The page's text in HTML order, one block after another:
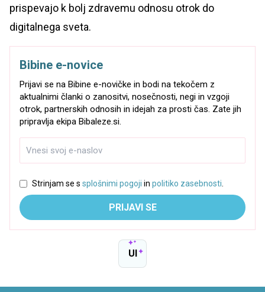
prispevajo k bolj zdravemu odnosu otrok do
digitalnega sveta.
Bibine e-novice
Prijavi se na Bibine e-novičke in bodi na tekočem z
aktualnimi članki o zanositvi, nosečnosti, negi in vzgoji
otrok, partnerskih odnosih in idejah za prosti čas. Zate jih
pripravlja ekipa Bibaleze.si.
Strinjam se s splošnimi pogoji in politiko zasebnosti
PRIJAVI SE
UI